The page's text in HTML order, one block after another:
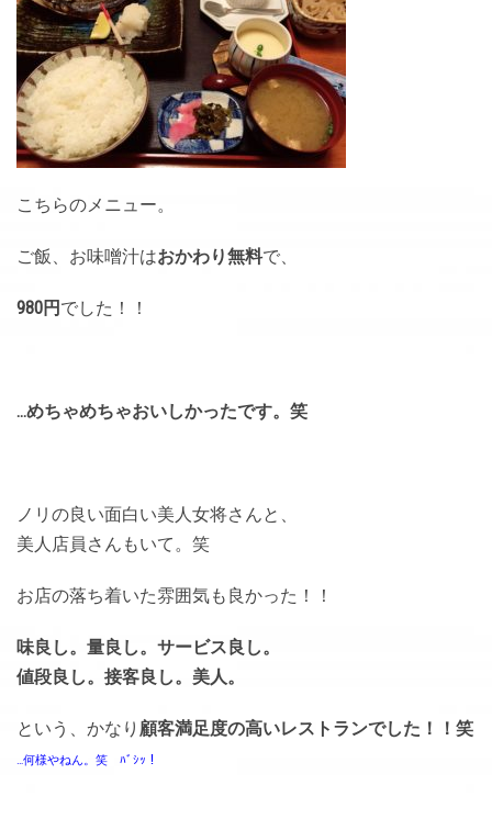
こちらのメニュー。
ご飯、お味噌汁はおかわり無料で、
980円 でした！！
…めちゃめちゃおいしかったです。笑
ノリの良い面白い美人女将さんと、
美人店員さんもいて。笑
お店の落ち着いた雰囲気も良かった！！
味良し。量良し。サービス良し。
値段良し。接客良し。美人。
という、かなり 顧客満足度の高いレストランでした！！笑
…何様やねん。笑 ﾊﾞｼｯ！